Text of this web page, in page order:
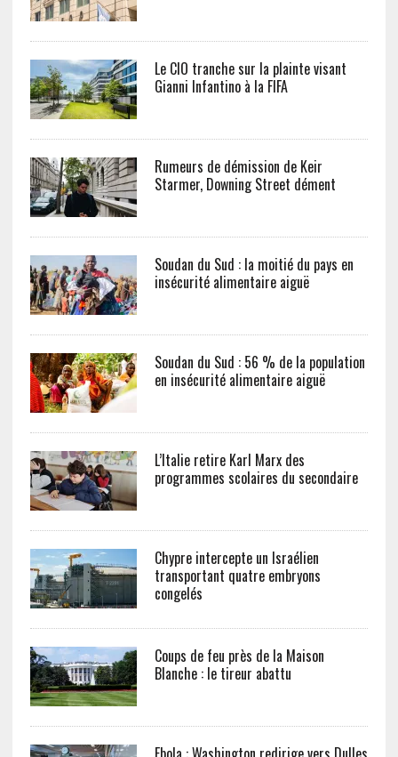
Le CIO tranche sur la plainte visant
Gianni Infantino à la FIFA
Rumeurs de démission de Keir
Starmer, Downing Street dément
Soudan du Sud : la moitié du pays en
insécurité alimentaire aiguë
Soudan du Sud : 56 % de la population
en insécurité alimentaire aiguë
L’Italie retire Karl Marx des
programmes scolaires du secondaire
Chypre intercepte un Israélien
transportant quatre embryons
congelés
Coups de feu près de la Maison
Blanche : le tireur abattu